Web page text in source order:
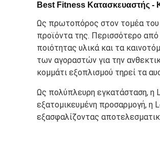
Best Fitness Κατασκευαστής -
Ως πρωτοπόρος στον τομέα του
προϊόντα της. Περισσότερο από
ποιότητας υλικά και τα
των αγοραστών για την
κομμάτι εξοπλισμού τηρεί τα
Ως πολύπλευρη εγκατάσταση, η
εξατομικευμένη προσαρμογή, η
εξασφαλίζοντας